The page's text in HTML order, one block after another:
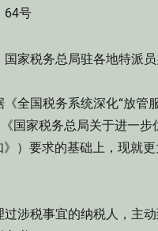
64号
家税务总局驻各地特派
国税务系统深化“放管
国家税务总局关于进一
）要求的基础上，现就
涉税事宜的纳税人，主